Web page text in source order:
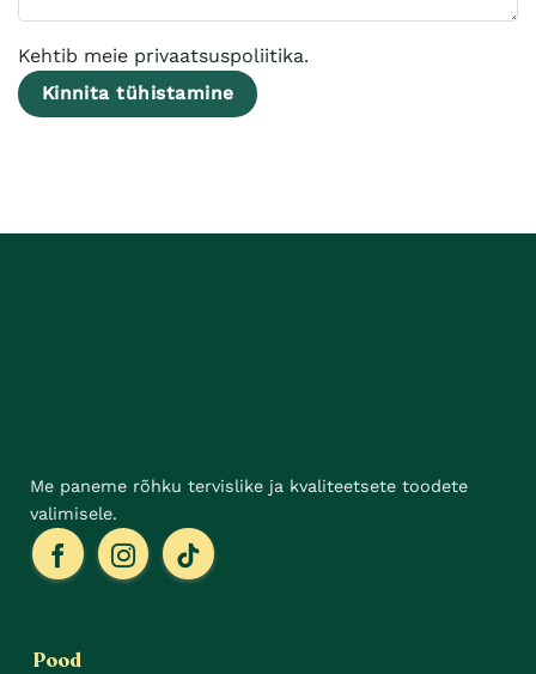
Kehtib meie privaatsuspoliitika.
Kinnita tühistamine
Me paneme rõhku tervislike ja kvaliteetsete toodete
valimisele.
Pood